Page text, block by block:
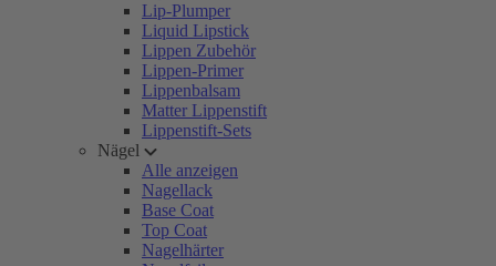
Lip-Plumper
Liquid Lipstick
Lippen Zubehör
Lippen-Primer
Lippenbalsam
Matter Lippenstift
Lippenstift-Sets
Nägel
Alle anzeigen
Nagellack
Base Coat
Top Coat
Nagelhärter